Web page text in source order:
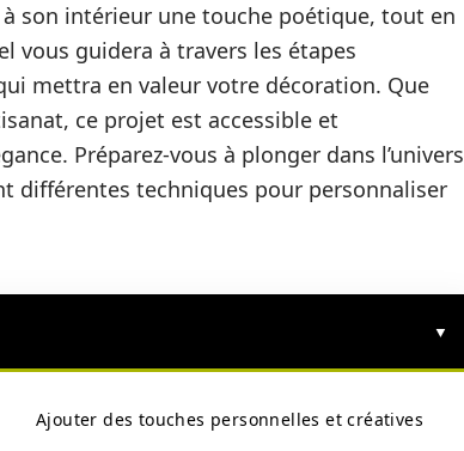
son intérieur une touche poétique, tout en
vous guidera à travers les étapes
mettra en valeur votre décoration. Que
ce projet est accessible et
Préparez-vous à plonger dans l’univers
différentes techniques pour personnaliser
Ajouter des touches personnelles et créatives